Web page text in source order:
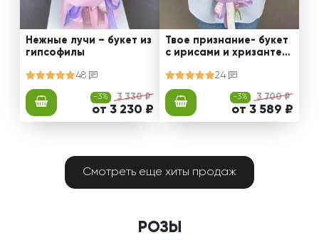
Нежные лучи – букет из
гипсофилы
48
-3% 3 330 ₽
от 3 230 ₽
Твое признание- букет
с ирисами и хризантем
24
-3% 3 700 ₽
от 3 589 ₽
Смотреть еще хиты продаж
РОЗЫ